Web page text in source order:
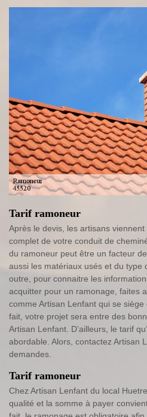
Tarif ramoneur
Après le devis, les artisans
complet de votre conduit de
du ramoneur peut être un facteur
aussi les matériaux usés et du type
outre, pour connaitre les
acquitter pour un ramonage, faites
comme Artisan Lenfant qui se
fait, votre projet sera entre des
Artisan Lenfant. D’ailleurs, le tarif
abordable. Alors, contactez Artisan
demandes.
Tarif ramoneur
Chez Artisan Lenfant du local
qualité et la somme à payer